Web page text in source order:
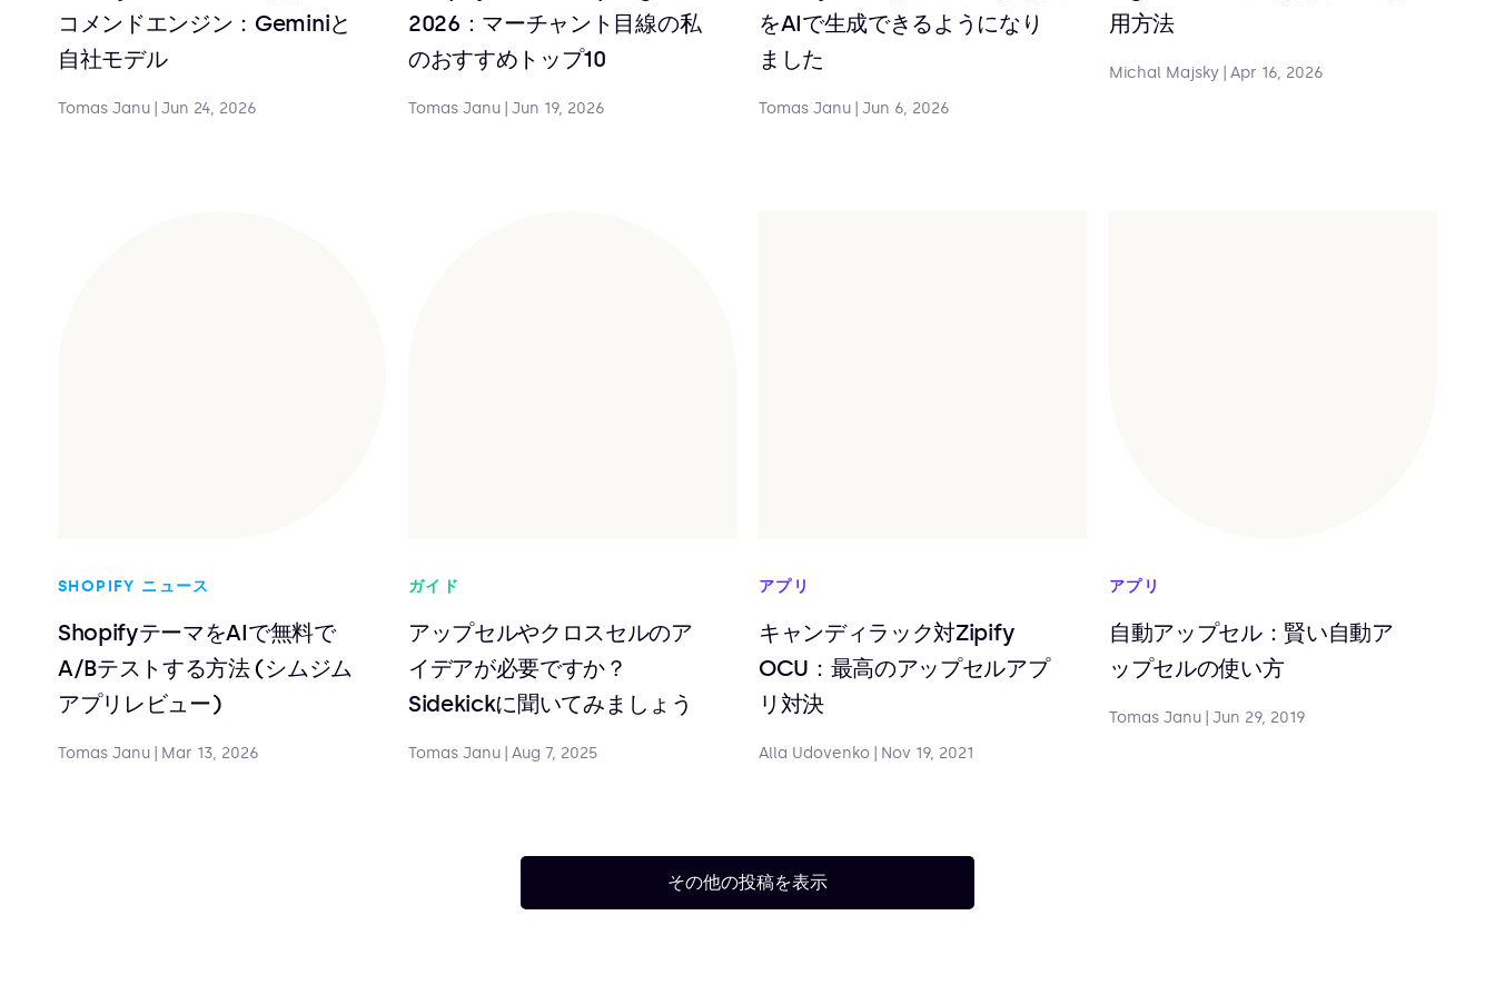
コメンドエンジン：Geminiと
自社モデル
Tomas Janu Jun 24, 2026
2026：マーチャント目線の私
のおすすめトップ10
Tomas Janu Jun 19, 2026
をAIで生成できるようになり
ました
Tomas Janu Jun 6, 2026
用方法
Michal Majsky Apr 16, 2026
SHOPIFY ニュース
ShopifyテーマをAIで無料で
A/Bテストする方法 (シムジム
アプリレビュー)
Tomas Janu Mar 13, 2026
ガイド
アップセルやクロスセルのア
イデアが必要ですか？
Sidekickに聞いてみましょう
Tomas Janu Aug 7, 2025
アプリ
キャンディラック対Zipify
OCU：最高のアップセルアプ
リ対決
Alla Udovenko Nov 19, 2021
アプリ
自動アップセル：賢い自動ア
ップセルの使い方
Tomas Janu Jun 29, 2019
その他の投稿を表示